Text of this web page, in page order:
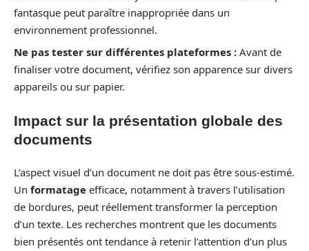
fantasque peut paraître inappropriée dans un
environnement professionnel.
Ne pas tester sur différentes plateformes : Avant de
finaliser votre document, vérifiez son apparence sur divers
appareils ou sur papier.
Impact sur la présentation globale des
documents
L’aspect visuel d’un document ne doit pas être sous-estimé.
Un formatage efficace, notamment à travers l’utilisation
de bordures, peut réellement transformer la perception
d’un texte. Les recherches montrent que les documents
bien présentés ont tendance à retenir l’attention d’un plus